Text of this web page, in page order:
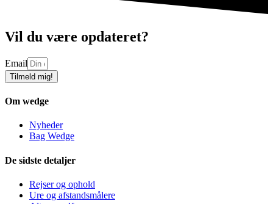
Vil du være opdateret?
Email
Tilmeld mig!
Om wedge
Nyheder
Bag Wedge
De sidste detaljer
Rejser og ophold
Ure og afstandsmålere